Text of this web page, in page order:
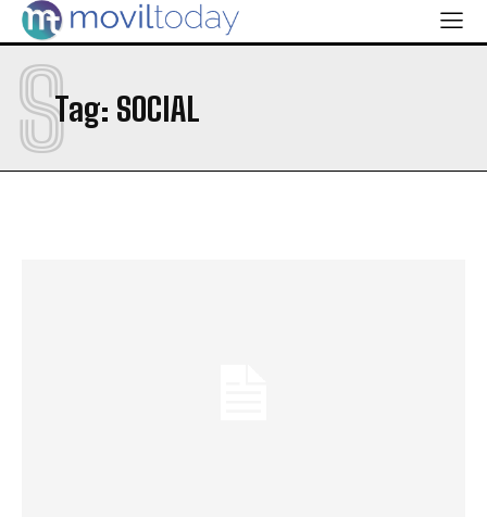
Tag: SOCIAL
S